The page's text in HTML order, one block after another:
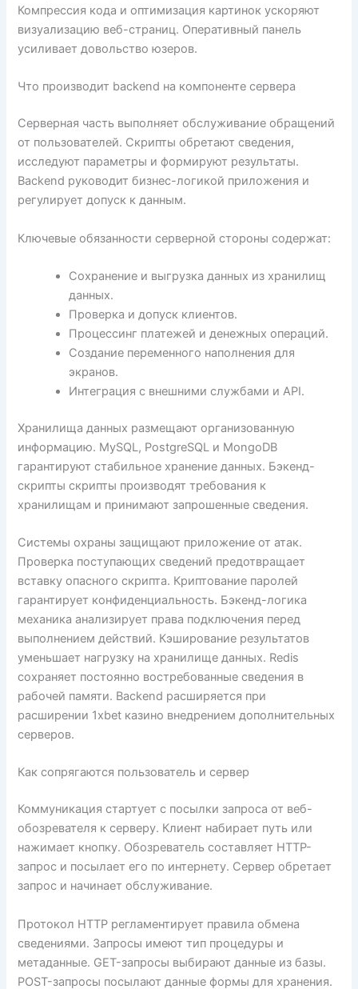
Компрессия кода и оптимизация картинок ускоряют
визуализацию веб-страниц. Оперативный панель
усиливает довольство юзеров.
Что производит backend на компоненте сервера
Серверная часть выполняет обслуживание обращений
от пользователей. Скрипты обретают сведения,
исследуют параметры и формируют результаты.
Backend руководит бизнес-логикой приложения и
регулирует допуск к данным.
Ключевые обязанности серверной стороны содержат:
Сохранение и выгрузка данных из хранилищ
данных.
Проверка и допуск клиентов.
Процессинг платежей и денежных операций.
Создание переменного наполнения для
экранов.
Интеграция с внешними службами и API.
Хранилища данных размещают организованную
информацию. MySQL, PostgreSQL и MongoDB
гарантируют стабильное хранение данных. Бэкенд-
скрипты скрипты производят требования к
хранилищам и принимают запрошенные сведения.
Системы охраны защищают приложение от атак.
Проверка поступающих сведений предотвращает
вставку опасного скрипта. Криптование паролей
гарантирует конфиденциальность. Бэкенд-логика
механика анализирует права подключения перед
выполнением действий. Кэширование результатов
уменьшает нагрузку на хранилище данных. Redis
сохраняет постоянно востребованные сведения в
рабочей памяти. Backend расширяется при
расширении 1xbet казино внедрением дополнительных
серверов.
Как сопрягаются пользователь и сервер
Коммуникация стартует с посылки запроса от веб-
обозревателя к серверу. Клиент набирает путь или
нажимает кнопку. Обозреватель составляет HTTP-
запрос и посылает его по интернету. Сервер обретает
запрос и начинает обслуживание.
Протокол HTTP регламентирует правила обмена
сведениями. Запросы имеют тип процедуры и
метаданные. GET-запросы выбирают данные из базы.
POST-запросы посылают данные формы для хранения.